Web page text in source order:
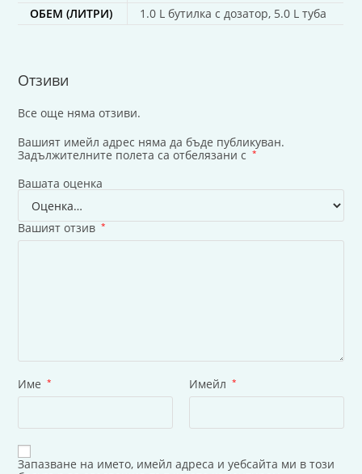
ОБЕМ (ЛИТРИ)
1.0 L бутилка с дозатор, 5.0 L туба
Отзиви
Все още няма отзиви.
Вашият имейл адрес няма да бъде публикуван.
Задължителните полета са отбелязани с
*
Вашата оценка
Вашият отзив *
Име * Имейл *
Запазване на името, имейл адреса и уебсайта ми в този